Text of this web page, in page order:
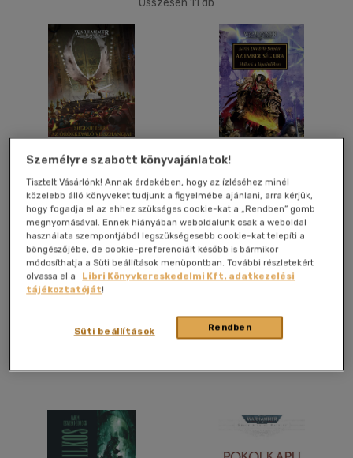
40 db / oldal
Összesen 11 db
visszhangjai
Aaron Dembski-Bowden
Könyv
Árinformációk
Kosárba
Aaron Dembski-Bowden
Könyv
Árinformációk
Kosárba
Személyre szabott könyvajánlatok!
Tisztelt Vásárlónk! Annak érdekében, hogy az ízléséhez minél
közelebb álló könyveket tudjunk a figyelmébe ajánlani, arra kérjük,
hogy fogadja el az ehhez szükséges cookie-kat a „Rendben” gomb
megnyomásával. Ennek hiányában weboldalunk csak a weboldal
használata szempontjából legszükségesebb cookie-kat telepíti a
böngészőjébe, de cookie-preferenciáit később is bármikor
módosíthatja a Süti beállítások menüpontban. További részletekért
olvassa el a
Libri Könyvkereskedelmi Kft. adatkezelési
tájékoztatóját!
Rendben
Süti beállítások